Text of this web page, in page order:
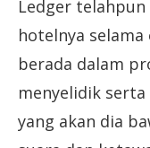
Ledger
hotelnya selama
berada dalam
menyelidik
yang akan dia